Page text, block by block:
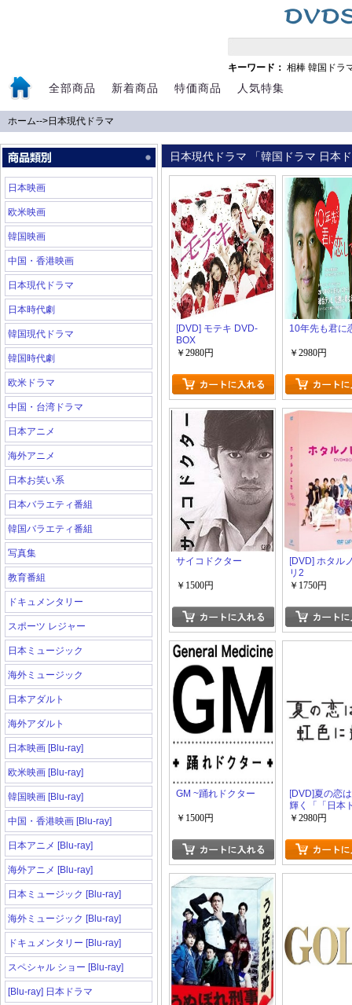
キーワード： 相棒 韓国ドラ
全部商品 新着商品 特価商品 人気特集
ホーム-->日本現代ドラマ
日本映画
欧米映画
韓国映画
中国・香港映画
日本現代ドラマ
日本時代劇
韓国現代ドラマ
韓国時代劇
欧米ドラマ
中国・台湾ドラマ
日本アニメ
海外アニメ
日本お笑い系
日本バラエティ番組
韓国バラエティ番組
写真集
教育番組
ドキュメンタリー
スポーツ レジャー
日本ミュージック
海外ミュージック
日本アダルト
海外アダルト
日本映画 [Blu-ray]
欧米映画 [Blu-ray]
韓国映画 [Blu-ray]
中国・香港映画 [Blu-ray]
日本アニメ [Blu-ray]
海外アニメ [Blu-ray]
日本ミュージック [Blu-ray]
海外ミュージック [Blu-ray]
ドキュメンタリー [Blu-ray]
スペシャル ショー [Blu-ray]
[Blu-ray] 日本ドラマ
日本現代ドラマ 「韓国ドラマ 日本
[DVD] モテキ DVD-
BOX
￥2980円
10年先も君に
￥2980円
サイコドクター
￥1500円
[DVD] ホタル
リ2
￥1750円
GM ~踊れドクター
￥1500円
[DVD]夏の恋
輝く「「日本
ラブストーリ
￥2980円